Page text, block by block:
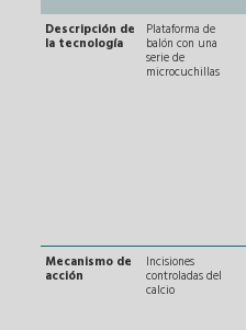
Descripción de
la tecnología
Plataforma de
balón con una
serie de
microcuchillas
Mecanismo de
acción
Incisiones
controladas del
calcio